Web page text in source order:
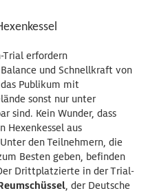
Trial erfordern
und Schnellkraft von
Publikum mit
sonst nur unter
sind. Kein Wunder, dass
Hexenkessel aus
den Teilnehmern, die
Besten geben, befinden
Drittplatzierte in der Trial-
, der Deutsche